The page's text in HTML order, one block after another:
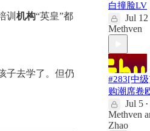
训 机构“英皇”都
子去学了。但仍
白撞脸LV
Jul 12
Methven
#283[中
购潮席卷
Jul 5 •
Methven
Zhao